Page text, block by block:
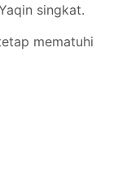
singkat.
mematuhi